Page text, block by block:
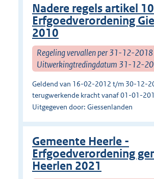
Nadere regels artikel 10
Erfgoedverordening
2010
Regeling vervallen per 31-12-2018
Uitwerkingtredingdatum 31-12-
Geldend van 16-02-2012 t/m 30-12-
terugwerkende kracht vanaf 01-01-
Uitgegeven door: Giessenlanden
Gemeente Heerle -
Erfgoedverordening
Heerlen 2021